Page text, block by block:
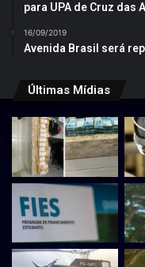
para UPA de Cruz das
16/09/2019
Avenida Brasil será
Últimas Mídias